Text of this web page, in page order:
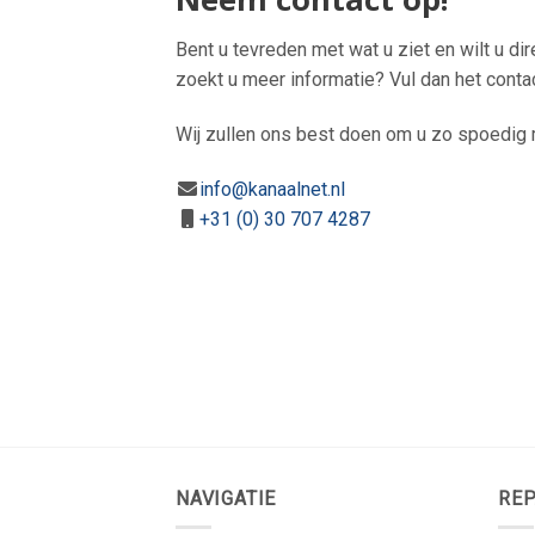
Bent u tevreden met wat u ziet en wilt u
zoekt u meer informatie? Vul dan het
Wij zullen ons best doen om u zo spoedig
info@kanaalnet.nl
+31 (0) 30 707 4287
NAVIGATIE